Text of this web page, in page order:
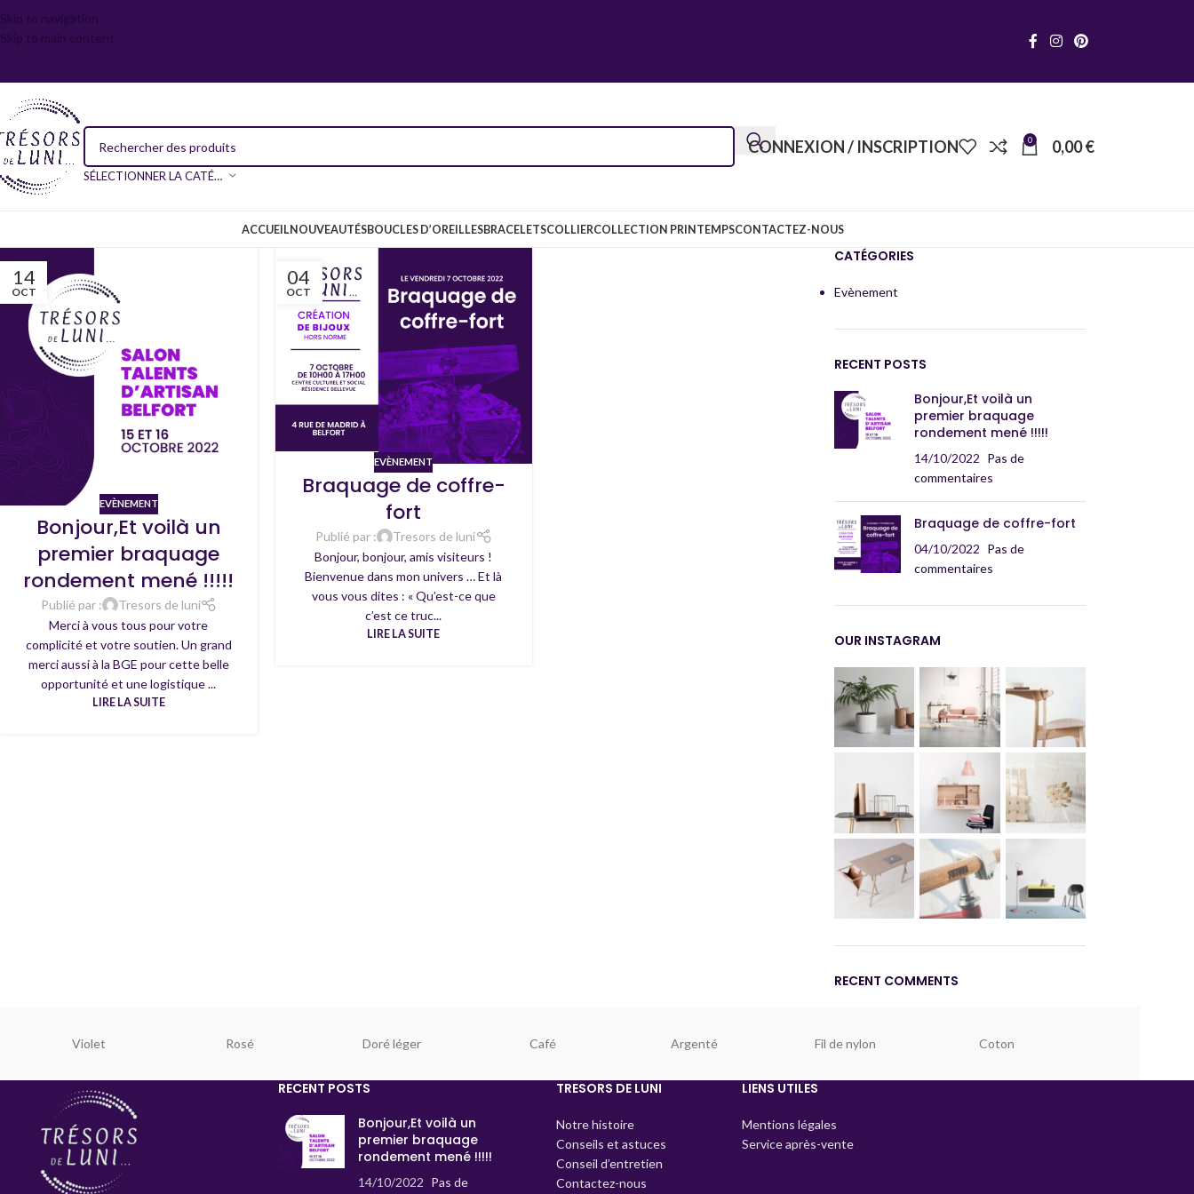
Skip to navigation
Skip to main content
SÉLECTIONNER LA CATÉGORIE
CONNEXION / INSCRIPTION 0 0,00€
ACCUEILNOUVEAUTÉSBOUCLES D’OREILLESBRACELETSCOLLIERCOLLECTION PRINTEMPSCONTACTEZ-NOUS
14
OCT
EVÈNEMENT
Bonjour,Et voilà un
premier braquage
rondement mené !!!!!
Publié par :
Tresors de luni
Merci à vous tous pour votre
complicité et votre soutien. Un grand
merci aussi à la BGE pour cette belle
opportunité et une logistique ...
LIRE LA SUITE
04
OCT
EVÈNEMENT
Braquage de coffre-
fort
Publié par :
Tresors de luni
Bonjour, bonjour, amis visiteurs !
Bienvenue dans mon univers … Et là
vous vous dites : « Qu’est-ce que
c’est ce truc...
LIRE LA SUITE
CATÉGORIES
Evènement
RECENT POSTS
Bonjour,Et voilà un
premier braquage
rondement mené !!!!!
14/10/2022 Pas de
commentaires
Braquage de coffre-fort
04/10/2022 Pas de
commentaires
OUR INSTAGRAM
RECENT COMMENTS
Violet Rosé Doré léger Café Argenté Fil de nylon Coton
RECENT POSTS
Bonjour,Et voilà un
premier braquage
rondement mené !!!!!
14/10/2022 Pas de
TRESORS DE LUNI
Notre histoire
Conseils et astuces
Conseil d’entretien
Contactez-nous
LIENS UTILES
Mentions légales
Service après-vente